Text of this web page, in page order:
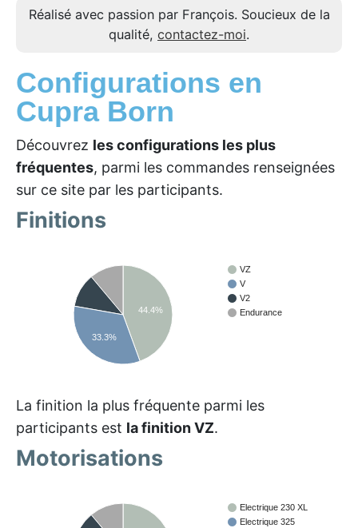
Réalisé avec passion par François. Soucieux de la
qualité, contactez-moi.
Configurations en
Cupra Born
Découvrez les configurations les plus
fréquentes, parmi les commandes renseignées
sur ce site par les participants.
Finitions
VZ
V
V2
Endurance
44.4%
33.3%
La finition la plus fréquente parmi les
participants est la finition VZ.
Motorisations
Electrique 230 XL
Electrique 325